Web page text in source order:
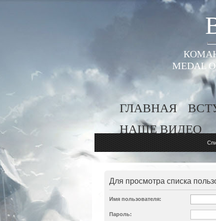
MEDAL
ГЛАВНАЯ
НАШЕ ВИДЕО
Для просмотра списка
Имя пользователя:
Пароль: